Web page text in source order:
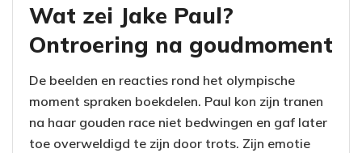
Wat zei Jake Paul?
Ontroering na goudmoment
De beelden en reacties rond het olympische
moment spraken boekdelen. Paul kon zijn tranen
na haar gouden race niet bedwingen en gaf later
toe overweldigd te zijn door trots. Zijn emotie